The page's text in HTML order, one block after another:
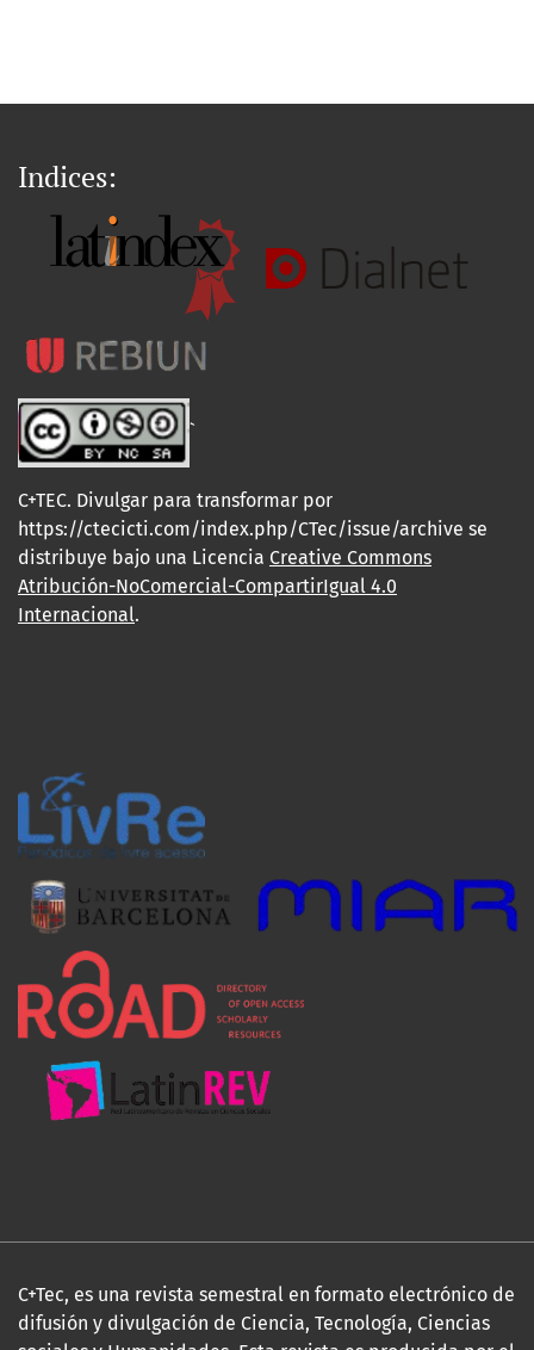
Indices:
`
C+TEC. Divulgar para transformar por
https://ctecicti.com/index.php/CTec/issue/archive se
distribuye bajo una Licencia Creative Commons
Atribución-NoComercial-CompartirIgual 4.0
Internacional.
C+Tec, es una revista semestral en formato electrónico de
difusión y divulgación de Ciencia, Tecnología, Ciencias